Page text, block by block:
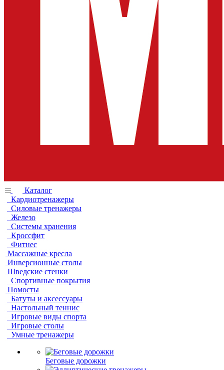
Каталог
Кардиотренажеры
Силовые тренажеры
Железо
Системы хранения
Кроссфит
Фитнес
Массажные кресла
Инверсионные столы
Шведские стенки
Спортивные покрытия
Помосты
Батуты и аксессуары
Настольный теннис
Игровые виды спорта
Игровые столы
Умные тренажеры
Беговые дорожки